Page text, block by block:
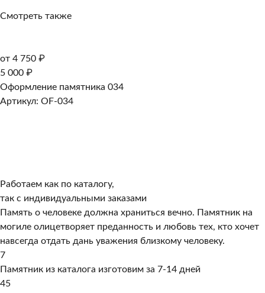
Смотреть также
от 4 750 ₽
5 000 ₽
Оформление памятника 034
Артикул: OF-034
Работаем как по каталогу,
так с индивидуальными заказами
Память о человеке должна храниться вечно. Памятник на
могиле олицетворяет преданность и любовь тех, кто хочет
навсегда отдать дань уважения близкому человеку.
7
Памятник из каталога изготовим за 7-14 дней
45